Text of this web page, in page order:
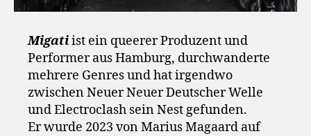
Migatiist ein queerer Produzent und
Performer aus Hamburg, durchwanderte
mehrere Genres und hat irgendwo
zwischen Neuer Neuer Deutscher Welle
und Electroclash sein Nest gefunden.
Er wurde 2023 von Marius Magaard auf